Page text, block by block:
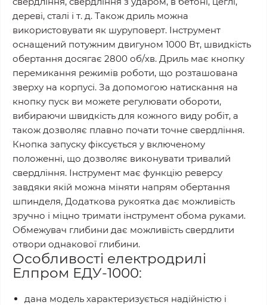
дереві, сталі і т. д. Також дриль можна
використовувати як шуруповерт. Інструмент
оснащений потужним двигуном 1000 Вт, швидкість
обертання досягає 2800 об/хв. Дриль має кнопку
перемикання режимів роботи, що розташована
зверху на корпусі. За допомогою натискання на
кнопку пуск ви можете регулювати обороти,
вибираючи швидкість для кожного виду робіт, а
також дозволяє плавно почати точне свердління.
Кнопка запуску фіксується у включеному
положенні, що дозволяє виконувати тривалий
свердління. Інструмент має функцію реверсу
завдяки якій можна міняти напрям обертання
шпинделя, Додаткова рукоятка дає можливість
зручно і міцно тримати інструмент обома руками.
Обмежувач глибини дає можливість свердлити
отвори однакової глибини.
Особливості електродрилі
Елпром ЕДУ-1000:
дана модель характеризується надійністю і